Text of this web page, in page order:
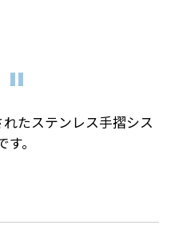
たステンレス手摺シス
。